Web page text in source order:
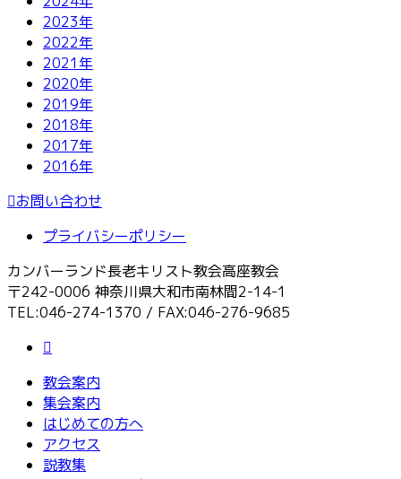
2023年
2022年
2021年
2020年
2019年
2018年
2017年
2016年
お問い合わせ
プライバシーポリシー
カンバーランド長老キリスト教会高座教会
〒242-0006 神奈川県大和市南林間2-14-1
TEL:046-274-1370 / FAX:046-276-9685
教会案内
集会案内
はじめての方へ
アクセス
説教集